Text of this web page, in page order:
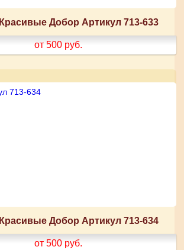
Добор Артикул 713-633
от 500 руб.
Добор Артикул 713-634
от 500 руб.